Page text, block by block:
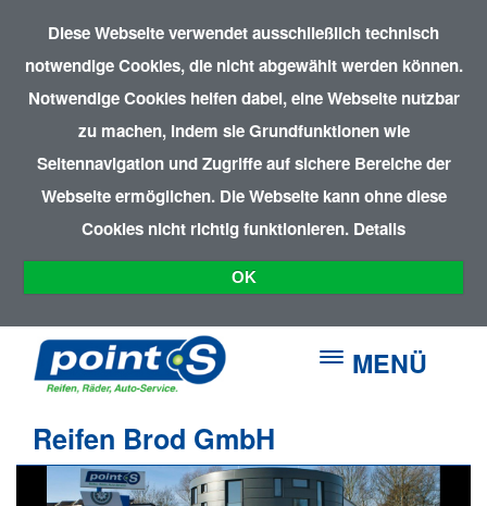
Diese Webseite verwendet ausschließlich technisch
notwendige Cookies, die nicht abgewählt werden können.
Notwendige Cookies helfen dabei, eine Webseite nutzbar
zu machen, indem sie Grundfunktionen wie
Seitennavigation und Zugriffe auf sichere Bereiche der
Webseite ermöglichen. Die Webseite kann ohne diese
Cookies nicht richtig funktionieren. Details
OK
MENÜ
Reifen Brod GmbH